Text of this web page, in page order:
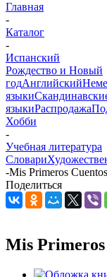
Главная
-
Каталог
-
Испанский
Рождество и Новый
годАнглийский
языки
языкиРаспродажа
Хобби
-
Учебная литература
Словари
-Mis Primeros
Поделиться
Mis Primeros